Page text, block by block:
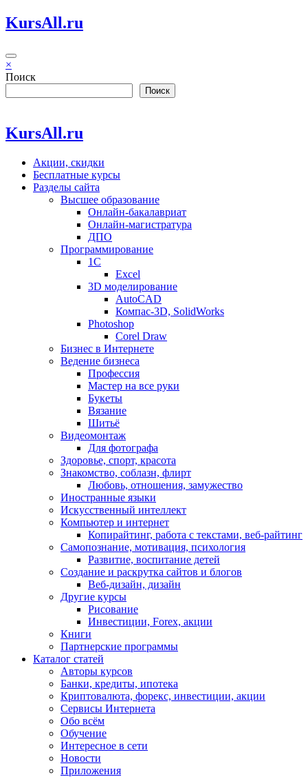
Перейти
к
KursAll.ru
×
Поиск
Поиск
KursAll.ru
Акции, скидки
Бесплатные курсы
Разделы сайта
Высшее образование
Онлайн-бакалавриат
Онлайн-магистратура
ДПО
Программирование
1С
Excel
3D моделирование
AutoCAD
Компас-3D, SolidWorks
Photoshop
Corel Draw
Бизнес в Интернете
Ведение бизнеса
Профессия
Мастер на все руки
Букеты
Вязание
Шитьё
Видеомонтаж
Для фотографа
Здоровье, спорт, красота
Знакомство, соблазн, флирт
Любовь, отношения, замужество
Иностранные языки
Искусственный интеллект
Компьютер и интернет
Копирайтинг, работа с текстами, веб-райтинг
Самопознание, мотивация, психология
Развитие, воспитание детей
Создание и раскрутка сайтов и блогов
Веб-дизайн, дизайн
Другие курсы
Рисование
Инвестиции, Forex, акции
Книги
Партнерские программы
Каталог статей
Авторы курсов
Банки, кредиты, ипотека
Криптовалюта, форекс, инвестиции, акции
Сервисы Интернета
Обо всём
Обучение
Интересное в сети
Новости
Приложения